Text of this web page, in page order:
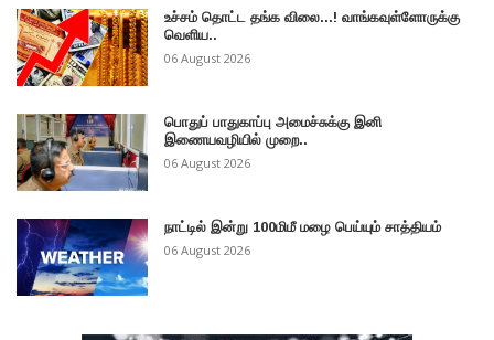
உச்சம் தொட்ட தங்க விலை...! வாங்கவுள்ளோருக்கு
வெளிய..
06 August 2026
பொதுப் பாதுகாப்பு அமைச்சுக்கு இனி
இணையவழியில் முறை..
06 August 2026
நாட்டில் இன்று 100மிமீ மழை பெய்யும் சாத்தியம்
06 August 2026